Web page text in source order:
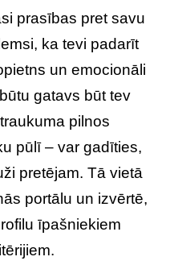
prasības pret savu
ka tevi padarīt
un emocionāli
gatavs būt tev
pilnos
pūlī – var gadīties,
pretējam. Tā vietā
portālu un izvērtē,
īpašniekiem